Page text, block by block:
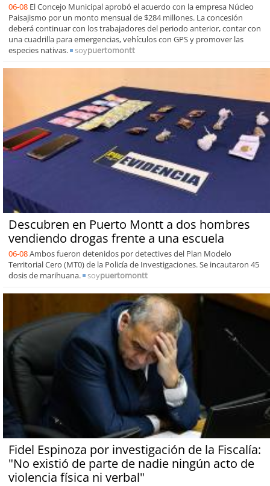
06-08 El Concejo Municipal aprobó el acuerdo con la empresa Núcleo
Paisajismo por un monto mensual de $284 millones. La concesión
deberá continuar con los trabajadores del periodo anterior, contar con
una cuadrilla para emergencias, vehículos con GPS y promover las
especies nativas.
soypuertomontt
Descubren en Puerto Montt a dos hombres
vendiendo drogas frente a una escuela
06-08Ambos fueron detenidos por detectives del Plan Modelo
Territorial Cero (MT0) de la Policía de Investigaciones. Se incautaron 45
dosis de marihuana.
soypuertomontt
Fidel Espinoza por investigación de la Fiscalía:
"No existió de parte de nadie ningún acto de
violencia física ni verbal"